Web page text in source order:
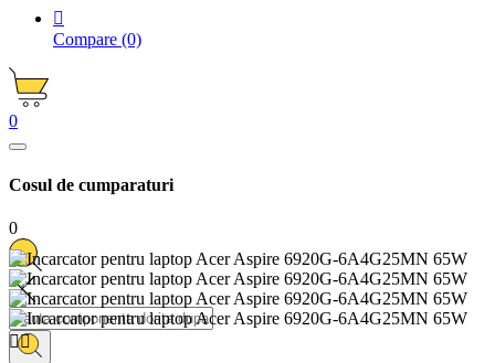

Compare (0)
0
Cosul de cumparaturi
0
